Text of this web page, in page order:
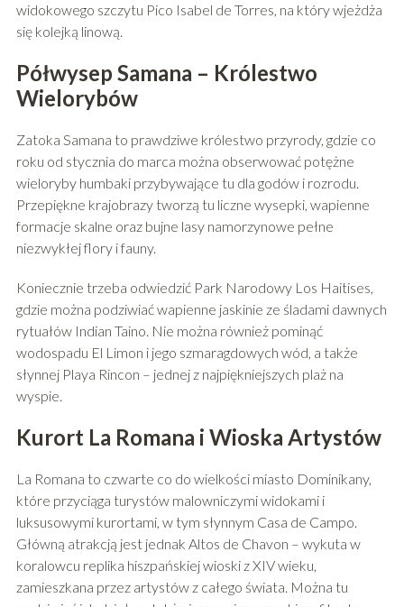
widokowego szczytu Pico Isabel de Torres, na który wjeżdża
się kolejką linową.
Półwysep Samana – Królestwo
Wielorybów
Zatoka Samana to prawdziwe królestwo przyrody, gdzie co
roku od stycznia do marca można obserwować potężne
wieloryby humbaki przybywające tu dla godów i rozrodu.
Przepiękne krajobrazy tworzą tu liczne wysepki, wapienne
formacje skalne oraz bujne lasy namorzynowe pełne
niezwykłej flory i fauny.
Koniecznie trzeba odwiedzić Park Narodowy Los Haitises,
gdzie można podziwiać wapienne jaskinie ze śladami dawnych
rytuałów Indian Taino. Nie można również pominąć
wodospadu El Limon i jego szmaragdowych wód, a także
słynnej Playa Rincon – jednej z najpiękniejszych plaż na
wyspie.
Kurort La Romana i Wioska Artystów
La Romana to czwarte co do wielkości miasto Dominikany,
które przyciąga turystów malowniczymi widokami i
luksusowymi kurortami, w tym słynnym Casa de Campo.
Główną atrakcją jest jednak Altos de Chavon – wykuta w
koralowcu replika hiszpańskiej wioski z XIV wieku,
zamieszkana przez artystów z całego świata. Można tu